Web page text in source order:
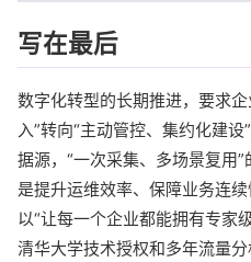
写在最后
数字化转型的长期推进，要求
入”转向“主动管控、集约化建
据源，“一次采集、多场景复用
是提升运维效率、保障业务连
以“让每一个企业都能拥有专家
清华大学技术授权和多年流量